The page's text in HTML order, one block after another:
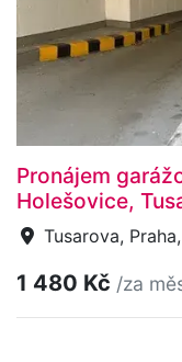
Pronájem
Holešovice,
Tusarova,
1 480 Kč /za